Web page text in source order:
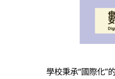
學校秉承“國際化”的